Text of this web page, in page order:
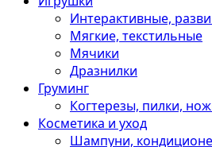
Интерактивные,
Мягкие, текстильные
Мячики
Дразнилки
Груминг
Когтерезы, пилки,
Косметика и уход
Шампуни,